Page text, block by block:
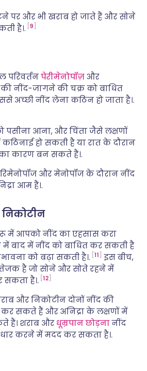
पर और भी खराब हो जाते हैं और सोने
है।. 9
परिवर्तनपेरीमेनोपॉज़ और
की नींद-जागने की चक्र को बाधित
अच्छी नींद लेना कठिन हो जाता है।.
पसीना आना, और चिंता जैसे लक्षणों
हो सकती है या रात के दौरान
कारण बन सकते हैं।.
और मेनोपॉज के दौरान नींद
आम हैं।.
में आपको नींद का एहसास करा
में बाद में नींद को बाधित कर सकती है
को बढ़ा सकती है।. 11
इस बीच,
है जो सोने और सोते रहने में
सकता है।. 12
और निकोटीन दोनों नींद की
सकते हैं और अनिद्रा के लक्षणों में
हैं। शराब और धूम्रपान छोड़नानींद
करने में मदद कर सकता है।.